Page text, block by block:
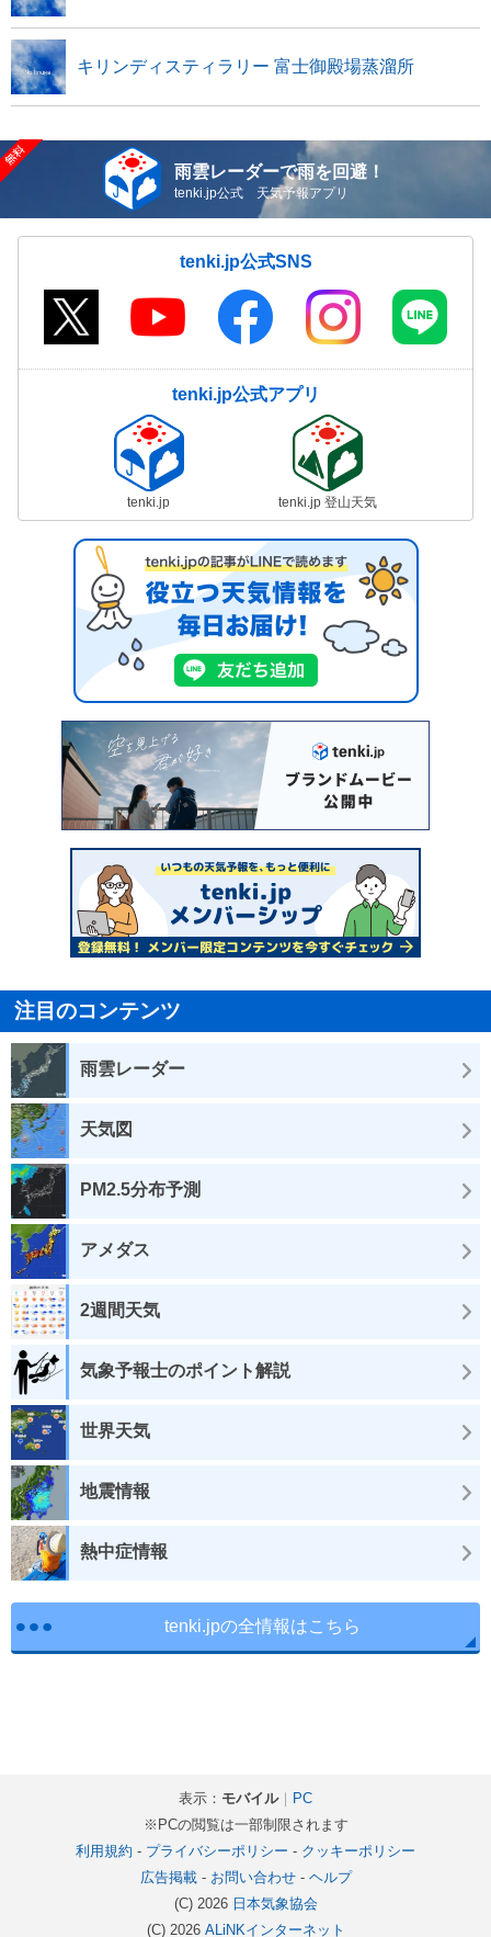
キリンディスティラリー 富士御殿場蒸溜所
雨雲レーダーで雨を回避！
tenki.jp公式 天気予報アプリ
tenki.jp公式SNS
tenki.jp公式アプリ
tenki.jp tenki.jp 登山天気
注目のコンテンツ
雨雲レーダー
天気図
PM2.5分布予測
アメダス
2週間天気
気象予報士のポイント解説
世界天気
地震情報
熱中症情報
tenki.jpの全情報はこちら
表示： モバイル｜
PC
※PCの閲覧は一部制限されます
利用規約 - プライバシーポリシー - クッキーポリシー
広告掲載- お問い合わせ- ヘルプ
(C) 2026 日本気象協会
(C) 2026 ALiNKインターネット